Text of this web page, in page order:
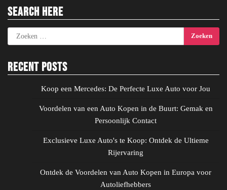
Search Here
Zoeken
naar:
Recent Posts
Koop een Mercedes: De Perfecte Luxe Auto voor Jou
Voordelen van een Auto Kopen in de Buurt: Gemak en
Persoonlijk Contact
Exclusieve Luxe Auto's te Koop: Ontdek de Ultieme
Rijervaring
Ontdek de Voordelen van Auto Kopen in Europa voor
Autoliefhebbers